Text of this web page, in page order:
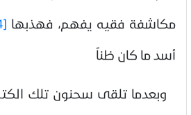
مكاشفة فقيه يفهم، فهذبها[4]
أسد ما كان ظناً
وبعدما تلقى سحنون تلك